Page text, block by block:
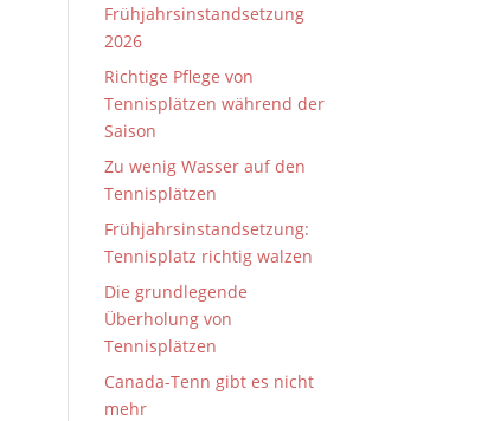
Frühjahrsinstandsetzung
2026
Richtige Pflege von
Tennisplätzen während der
Saison
Zu wenig Wasser auf den
Tennisplätzen
Frühjahrsinstandsetzung:
Tennisplatz richtig walzen
Die grundlegende
Überholung von
Tennisplätzen
Canada-Tenn gibt es nicht
mehr